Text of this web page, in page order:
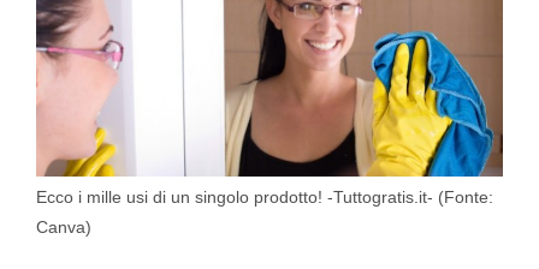
Ecco i mille usi di un singolo prodotto! -Tuttogratis.it- (Fonte:
Canva)